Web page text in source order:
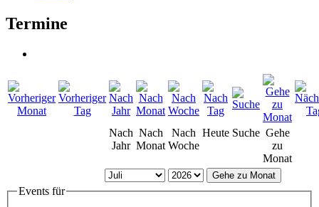
Termine
Nach
Jahr
Nach
Monat
Nach
Woche
Heute Suche Gehe
zu
Monat
Gehe zu Monat
Events für